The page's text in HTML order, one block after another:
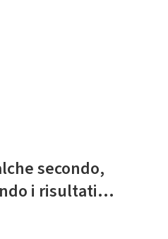
secondo,
i risultati...